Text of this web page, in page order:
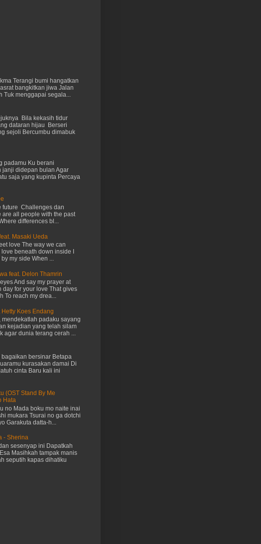
Terangi bumi hangatkan
bangkitkan jiwa Jalan
Tuk menggapai segala...
Bila kekasih tidur
dataran hijau Berseri
sejoli Bercumbu dimabuk
padamu Ku berani
janji didepan bulan Agar
saja yang kupinta Percaya
future Challenges dan
are all people with the past
differences bl...
Masaki Ueda
love The way we can
beneath down inside I
my side When ...
feat. Delon Thamrin
And say my prayer at
day for your love That gives
To reach my drea...
Koes Endang
mendekatlah padaku sayang
kejadian yang telah silam
agar dunia terang cerah ...
bersinar Betapa
kurasakan damai Di
cinta Baru kali ini
(OST Stand By Me
Hata
no Mada boku mo naite inai
mukara Tsurai no ga dotchi
Garakuta datta-h...
- Sherina
sesenyap ini Dapatkah
Masihkah tampak manis
seputih kapas dihatiku